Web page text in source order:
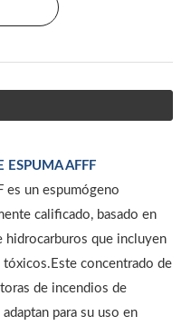
AFFF
es un espumógeno
calificado, basado en
que incluyen
concentrado de
de incendios de
para su uso en